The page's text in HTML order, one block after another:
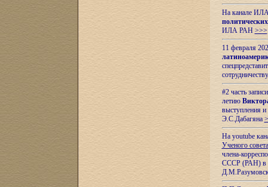
На канале
ИЛА РАН >>>
11 февраля
#2 часть
летию
выступления
Э.С.Дабагяна
На youtube
Ученого
члена-
СССР (РАН) в